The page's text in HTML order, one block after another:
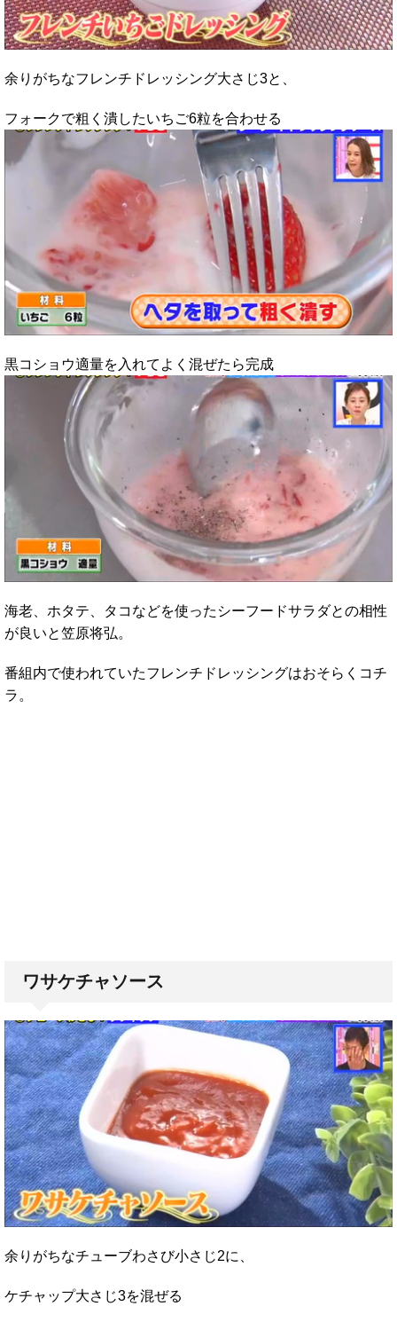
余りがちなフレンチドレッシング大さじ3と、
フォークで粗く潰したいちご6粒を合わせる
黒コショウ適量を入れてよく混ぜたら完成
海老、ホタテ、タコなどを使ったシーフードサラダとの相性
が良いと笠原将弘。
番組内で使われていたフレンチドレッシングはおそらくコチ
ラ。
ワサケチャソース
余りがちなチューブわさび小さじ2に、
ケチャップ大さじ3を混ぜる